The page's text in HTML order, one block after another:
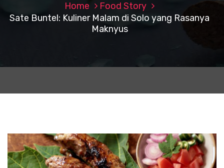
Home
Food Story
Sate Buntel: Kuliner Malam di Solo yang Rasanya
Maknyus